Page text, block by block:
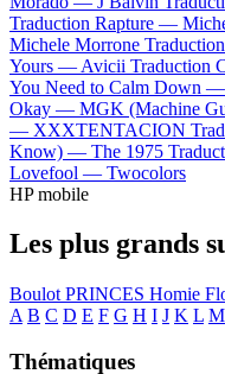
Traduction Rapture —
Michele Morrone
Yours — Avicii Traduction
You Need to Calm Down —
Okay — MGK (Machine
— XXXTENTACION
Know) — The 1975
Lovefool — Twocolors
HP mobile
Les plus grands
Boulot PRINCES Homie
A B C D E F G H I J K L M
Thématiques